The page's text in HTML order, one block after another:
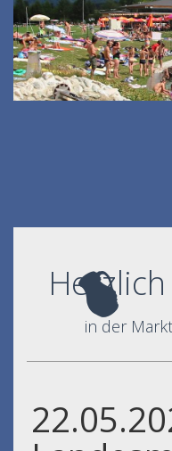
in der